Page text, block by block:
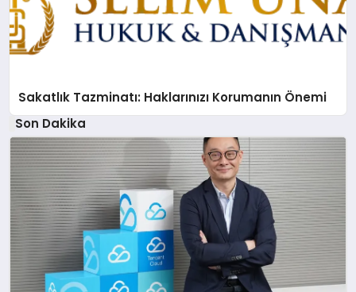
Sakatlık Tazminatı: Haklarınızı Korumanın Önemi
Son Dakika